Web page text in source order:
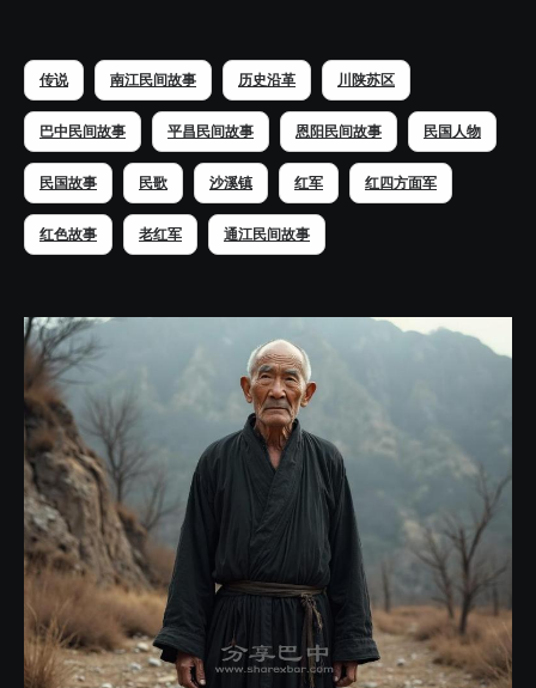
传说 南江民间故事 历史沿革 川陕苏区
巴中民间故事 平昌民间故事 恩阳民间故事 民国人物
民国故事 民歌 沙溪镇 红军 红四方面军
红色故事 老红军 通江民间故事